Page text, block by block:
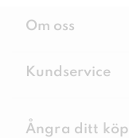
Om oss
Kundservice
Ångra ditt köp